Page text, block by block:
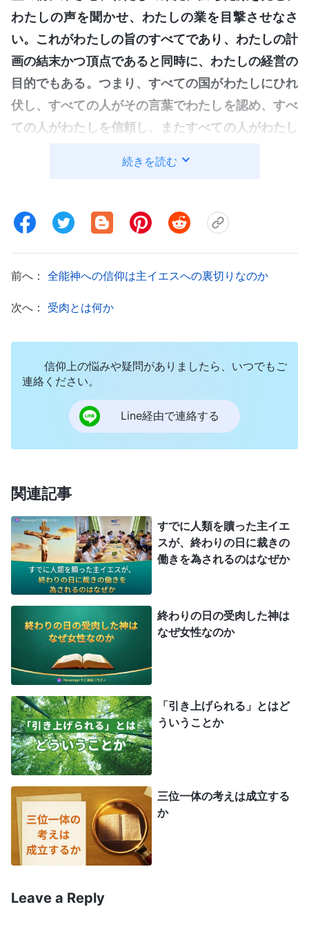
わたしの声を聞かせ、わたしの業を目撃させなさ
い。これがわたしの旨のすべてであり、わたしの計
画の結末かつ頂点であると同時に、わたしの経営の
目的でもある。つまり、すべての国がわたしにひれ
伏し、すべての人がその言葉でわたしを認め、すべ
ての人がわたしを信頼し、またすべての人がわたし
き』「七つの雷が轟く――神の国の福音が宇宙の隅々まで
全能神の発する言葉は偉大な光のごとく、東か
福音を伝え、神の証しをし、サタンを負かしてすべ
全能神は災害の前に現われて働きをなし、勝利者の
広まり、災害がそれに続きました。神の家から始ま
る裁きの働きがすでに大成功を収め、その後、神が
あらゆる災害を用いて世を裁き、罰したことがわか
ります。それらの災害によって御国の福音が広ま
り、より多くの人を罪とサタンの勢力から救いま
を罰して終わらせ、神に逆らう悪しき勢力を一掃し
ます。これが、神による終わりの日の裁きの働きの
成果です。全能神、救い主は多数の真理を表わし、
偉大な働きをなして世を揺るがしました。しかし宗
教界の大勢はいまだ赤い大きな竜、中国共産党に騙
主は雲に乗って霊の姿で現われ、人の子として戻る
はずはないという考えに固執し、それゆえ、雲に乗
って来ないものはすべて偽物だ、主が人の子だとい
う証しは嘘で、人への信仰に過ぎないと確信してい
ます。教会に対する聖霊の言葉を求めて調べたり、
神の御声を求めて聞かないだけでなく、宗教界の反
キリストに従い、全能神の出現と働きを頑なに批判
し、断罪し、冒涜します。それゆえいまだ主をお迎
えしておらず、闇に落ちて泣いて歯ぎしりし、その
生死は誰も知りません。多くの人がこう問います。
主イエスは復活後40日間、霊の姿で現われた。だ
から霊の姿で戻られるはず。全能神が霊でなく、受
がこの疑問を抱き、霊でなく肉体だからといって、
続きを読む
前へ： 全能神への信仰は主イエスへの裏切りなのか
次へ： 受肉とは何か
信仰上の悩みや疑問がありましたら、いつでもご
連絡ください。
Line経由で連絡する
関連記事
すでに人類を贖った主イエ
スが、終わりの日に裁きの
働きを為されるのはなぜか
終わりの日の受肉した神は
なぜ女性なのか
「引き上げられる」とはど
ういうことか
三位一体の考えは成立する
か
Leave a Reply